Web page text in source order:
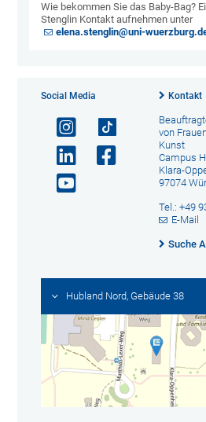
Wie bekommen Sie das Baby-Bag?
Stenglin Kontakt aufnehmen unter
elena.stenglin@uni-
Social Media Kontakt
von
Kunst
Campus
Klara-
97074
Tel.: +49
E-Mail
Suche
Hubland Nord, Gebäude 38